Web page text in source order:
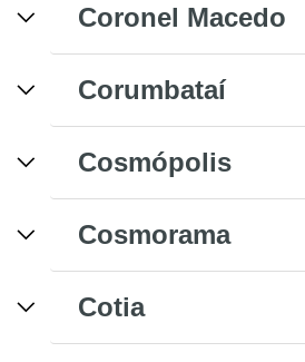
Coronel Macedo
Corumbataí
Cosmópolis
Cosmorama
Cotia